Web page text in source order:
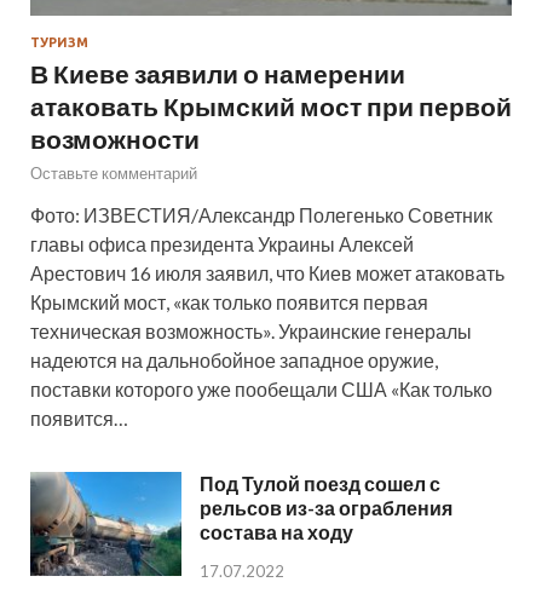
ТУРИЗМ
В Киеве заявили о намерении
атаковать Крымский мост при первой
возможности
Оставьте комментарий
Фото: ИЗВЕСТИЯ/Александр Полегенько Советник
главы офиса президента Украины Алексей
Арестович 16 июля заявил, что Киев может атаковать
Крымский мост, «как только появится первая
техническая возможность». Украинские генералы
надеются на дальнобойное западное оружие,
поставки которого уже пообещали США «Как только
появится…
Под Тулой поезд сошел с
рельсов из-за ограбления
состава на ходу
17.07.2022